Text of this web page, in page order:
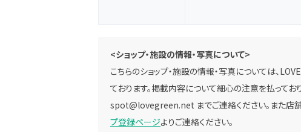
<ショップ・施設の情報・写真について>
こちらのショップ・施設の情報・写真については、
ております。掲載内容について細心の注意を払ってお
spot@lovegreen.net までご連絡ください。また
プ登録ページよりご連絡ください。